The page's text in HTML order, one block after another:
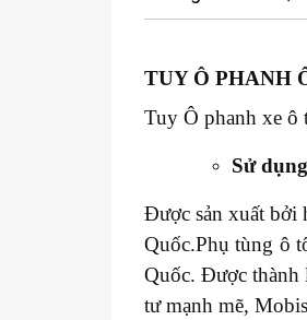
TUY Ô PHANH
Tuy Ô phanh xe ô
Sử
Được sản xuất bởi
Quốc.Phụ tùng ô
Quốc. Được
tư mạnh mẽ,